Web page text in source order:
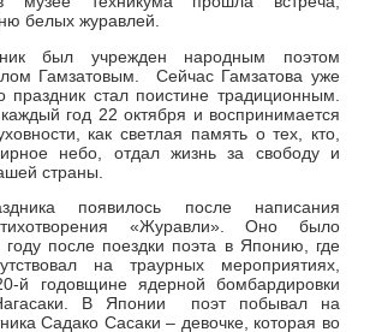
белых журавлей.
был учрежден народным поэтом
Гамзатовым. Сейчас Гамзатова уже
стал поистине традиционным.
год 22 октября и воспринимается
как светлая память о тех, кто
небо, отдал жизнь за свободу и
страны
появилось после написания
«Журавли». Оно было
после поездки поэта в Японию, где
на траурных мероприятиях,
й годовщине ядерной бомбардировки
В Японии поэт побывал на
Садако Сасаки – девочке, которая во